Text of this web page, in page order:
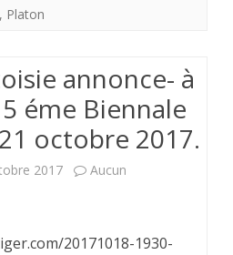
, Platon
annonce- à
éme Biennale
octobre 2017.
2017
Aucun
20171018-1930-